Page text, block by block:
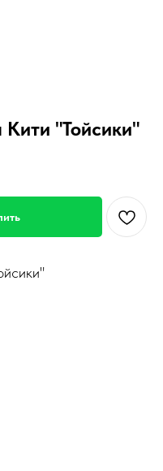
Кити "Тойсики"